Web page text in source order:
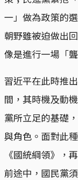
一」做為政策的
朝野雖被迫做出
像是進行一場「
習近平在此時推
間，其時機及動
黨所立足的基礎
與角色。面對此
《國統綱領》，
前途中，國民黨